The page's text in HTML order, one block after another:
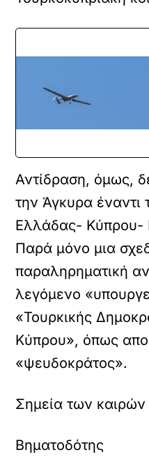
Αντίδραση, όμως,
την Άγκυρα έναντι
Ελλάδας- Κύπρου-
Παρά μόνο μια
παραληρηματική
λεγόμενο
«Τουρκικής
Κύπρου», όπως
«ψευδοκράτος».
Σημεία των καιρών
Βηματοδότης